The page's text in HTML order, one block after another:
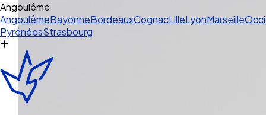
Angoulême
AngoulêmeBayonneBordeauxCognacLilleLyonMarseille
PyrénéesStrasbourg